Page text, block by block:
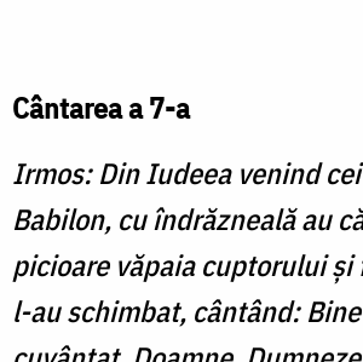
Cântarea a 7-a
Irmos: Din Iudeea venind
Babilon, cu îndrăzneală au
picioare văpaia cuptorului şi
l-au schimbat, cântând: